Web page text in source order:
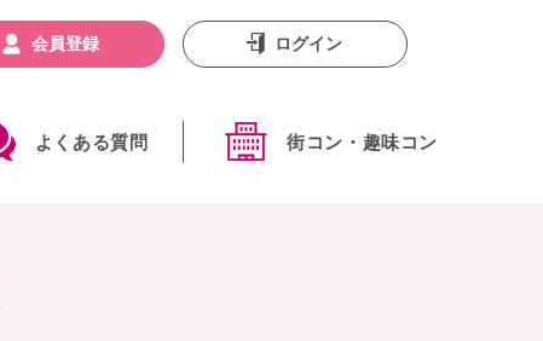
よくある質問 街コン・趣味コン
会員登録 ログイン